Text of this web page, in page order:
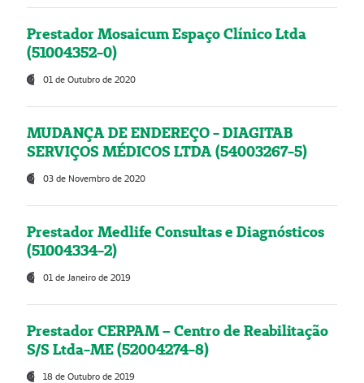
Prestador Mosaicum Espaço Clínico Ltda
(51004352-0)
01 de Outubro de 2020
MUDANÇA DE ENDEREÇO - DIAGITAB
SERVIÇOS MÉDICOS LTDA (54003267-5)
03 de Novembro de 2020
Prestador Medlife Consultas e Diagnósticos
(51004334-2)
01 de Janeiro de 2019
Prestador CERPAM – Centro de Reabilitação
S/S Ltda-ME (52004274-8)
18 de Outubro de 2019